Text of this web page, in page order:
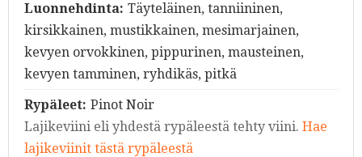
Luonnehdinta: Täyteläinen, tanniininen,
kirsikkainen, mustikkainen, mesimarjainen,
kevyen orvokkinen, pippurinen, mausteinen,
kevyen tamminen, ryhdikäs, pitkä
Rypäleet: Pinot Noir
Lajikeviini eli yhdestä rypäleestä tehty viini. Hae
lajikeviinit tästä rypäleestä